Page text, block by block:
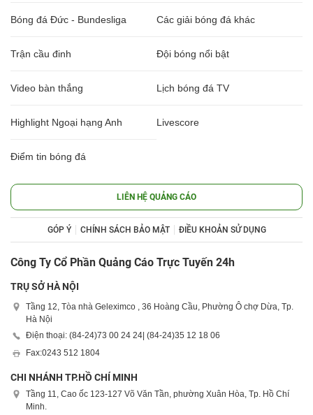
Bóng đá Đức - Bundesliga Các giải bóng đá khác
Trận cầu đinh Đội bóng nổi bật
Video bàn thắng Lịch bóng đá TV
Highlight Ngoại hạng Anh Livescore
Điểm tin bóng đá
LIÊN HỆ QUẢNG CÁO
GÓP Ý CHÍNH SÁCH BẢO MẬT ĐIỀU KHOẢN SỬ DỤNG
Công Ty Cổ Phần Quảng Cáo Trực Tuyến 24h
TRỤ SỞ HÀ NỘI
Tầng 12, Tòa nhà Geleximco , 36 Hoàng Cầu, Phường Ô chợ Dừa, Tp.
Hà Nội
Điện thoại: (84-24)73 00 24 24| (84-24)35 12 18 06
Fax:0243 512 1804
CHI NHÁNH TP.HỒ CHÍ MINH
Tầng 11, Cao ốc 123-127 Võ Văn Tần, phường Xuân Hòa, Tp. Hồ Chí
Minh.